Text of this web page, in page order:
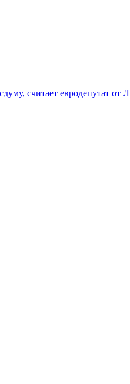
считает евродепутат от